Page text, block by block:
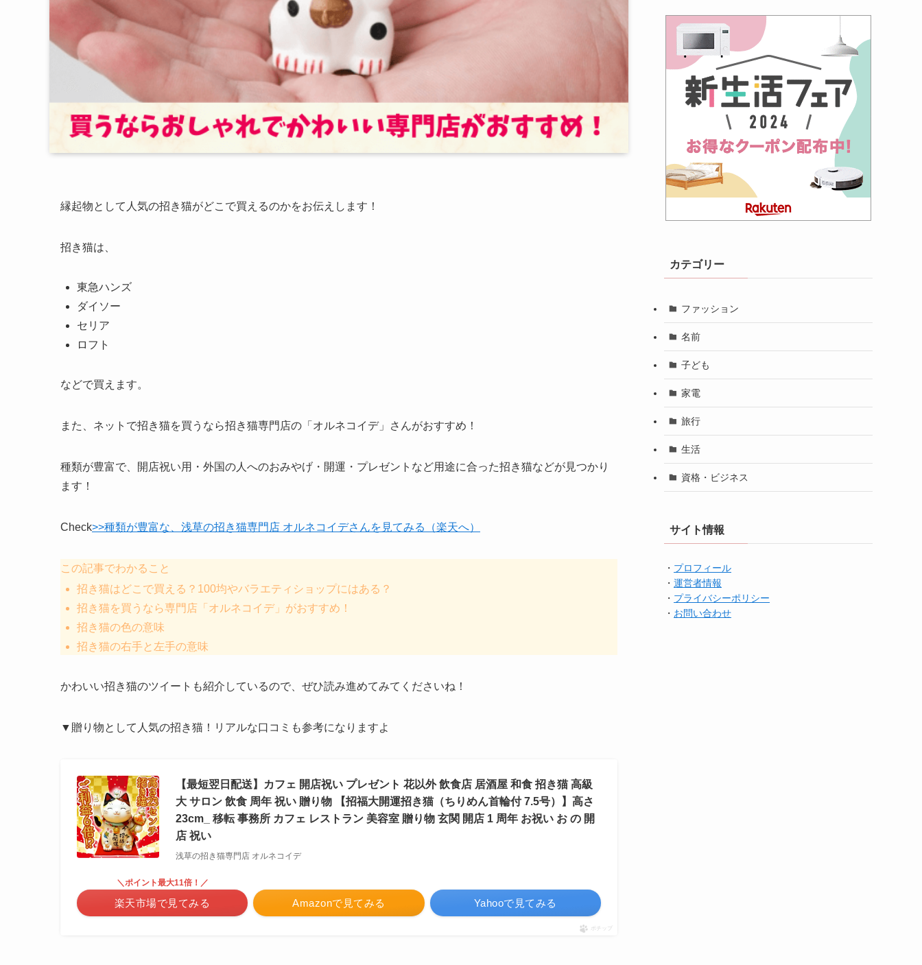
縁起物として人気の招き猫がどこで買えるのかをお伝えします！
招き猫は、
東急ハンズ
ダイソー
セリア
ロフト
などで買えます。
また、ネットで招き猫を買うなら招き猫専門店の「オルネコイデ」 さんがおすすめ！
種類が豊富で、開店祝い用・外国の人へのおみやげ・開運・プレゼントなど用途に合った招き猫などが見つかり
ます！
Check>>種類が豊富な、浅草の招き猫専門店 オルネコイデさんを見てみる（楽天へ）
この記事でわかること
招き猫はどこで買える？100均やバラエティショップにはある？
招き猫を買うなら専門店「オルネコイデ」がおすすめ！
招き猫の色の意味
招き猫の右手と左手の意味
かわいい招き猫のツイートも紹介しているので、ぜひ読み進めてみてくださいね！
▼贈り物として人気の招き猫！リアルな口コミも参考になりますよ
【最短翌日配送】カフェ 開店祝い プレゼント 花以外 飲食店 居酒屋 和食 招き猫 高級
大 サロン 飲食 周年 祝い 贈り物 【招福大開運招き猫（ちりめん首輪付 7.5号）】高さ
23cm_ 移転 事務所 カフェ レストラン 美容室 贈り物 玄関 開店 1 周年 お祝い お の 開
店 祝い
浅草の招き猫専門店 オルネコイデ
Amazonで見てみる
＼ポイント最大11倍！／
楽天市場で見てみる Yahooで見てみる
ポチップ
カテゴリー
ファッション
名前
子ども
家電
旅行
生活
資格・ビジネス
サイト情報
・ プロフィール
・ 運営者情報
・ プライバシーポリシー
・ お問い合わせ